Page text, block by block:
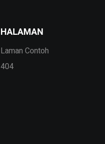
HALAMAN
Laman Contoh
404